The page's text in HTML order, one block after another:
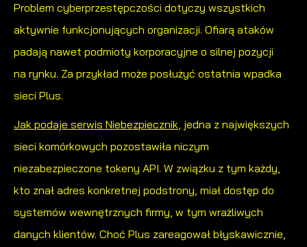
Problem cyberprzestępczości dotyczy wszystkich
aktywnie funkcjonujących organizacji. Ofiarą ataków
padają nawet podmioty korporacyjne o silnej pozycji
na rynku. Za przykład może posłużyć ostatnia wpadka
sieci Plus.
Jak podaje serwis Niebezpiecznik, jedna z największych
sieci komórkowych pozostawiła niczym
niezabezpieczone tokeny API. W związku z tym każdy,
kto znał adres konkretnej podstrony, miał dostęp do
systemów wewnętrznych firmy, w tym wrażliwych
danych klientów. Choć Plus zareagował błyskawicznie,